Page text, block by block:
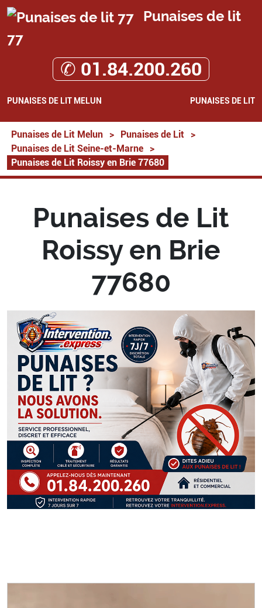
Punaises de lit
77
✆ 01.84.200.260
PUNAISES DE LIT MELUN PUNAISES DE LIT
Punaises de Lit Melun > Punaises de Lit
>
Punaises de Lit Seine-et-Marne
>
Punaises de Lit Roissy en Brie 77680
Punaises de Lit
Roissy en Brie
77680